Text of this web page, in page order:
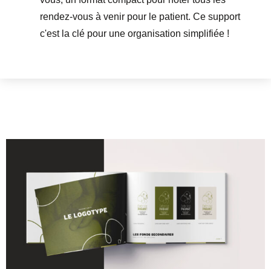
rendez-vous à venir pour le patient. Ce support
c'est la clé pour une organisation simplifiée !